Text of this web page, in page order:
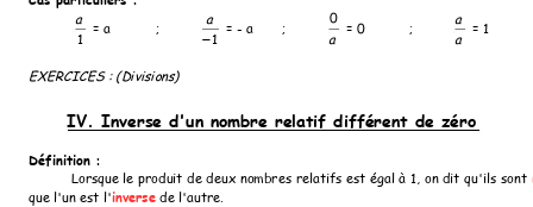
a
1
= a ;
a
− 1
= - a ;
0
a
= 0 ;
a
a
= 1
EXERCICES : (Divisions)
IV. Inverse d'un nombre relatif différent de zéro
Définition :
Lorsque le produit de deux nombres relatifs est égal à 1, on dit qu'ils sont
que l'un est l'inverse de l'autre.